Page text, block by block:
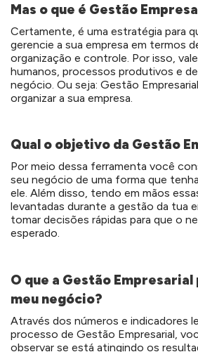
Mas o que é Gestão
Certamente, é uma estratégia para
gerencie a sua empresa em termos
organização e controle. Por isso,
humanos, processos produtivos e
negócio. Ou seja: Gestão
organizar a sua empresa.
Qual o objetivo da Gestão
Por meio dessa ferramenta você
seu negócio de uma forma que
ele. Além disso, tendo em mãos
levantadas durante a gestão da tua
tomar decisões rápidas para que o
esperado.
O que a Gestão
meu negócio?
Através dos números e indicadores
processo de Gestão Empresarial,
observar se está atingindo os